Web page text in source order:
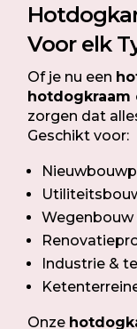
Voor elk
Of je nu een
hotdogkraam
zorgen dat
Geschikt voor:
Wegenbouw
Industrie &
Onze